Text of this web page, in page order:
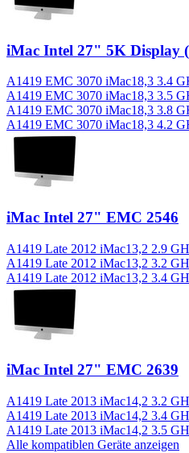
iMac Intel 27" 5K Display
A1419 EMC 3070 iMac18,3 3.4
A1419 EMC 3070 iMac18,3 3.5
A1419 EMC 3070 iMac18,3 3.8
A1419 EMC 3070 iMac18,3 4.2
iMac Intel 27" EMC 2546
A1419 Late 2012 iMac13,2 2.9
A1419 Late 2012 iMac13,2 3.2
A1419 Late 2012 iMac13,2 3.4
iMac Intel 27" EMC 2639
A1419 Late 2013 iMac14,2 3.2
A1419 Late 2013 iMac14,2 3.4
A1419 Late 2013 iMac14,2 3.5
Alle kompatiblen Geräte anzeigen